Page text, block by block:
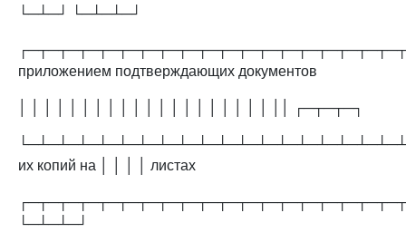
└─┴─┘ └─┴─┴─┘
приложением подтверждающих документов
│ │ │ │ │ │ │ │ │ │ │ │ │ │ │ │ │ │ │ │ ││ ┌─┬─┬─┐
их копий на │ │ │ │ листах
└─┴─┴─┘